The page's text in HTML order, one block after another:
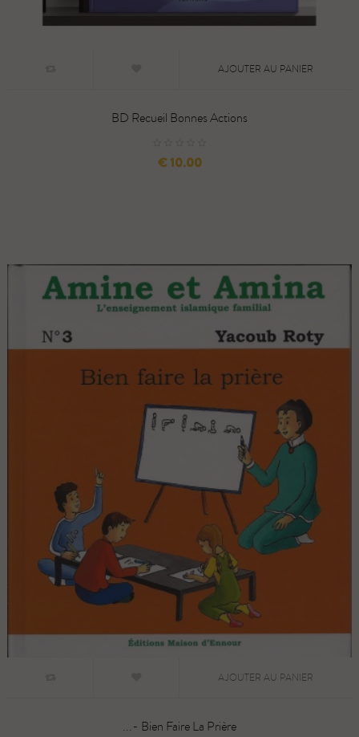
AJOUTER AU PANIER
BD Recueil Bonnes Actions
السعر
10.00 €
AJOUTER AU PANIER
Bien Faire La Prière -...